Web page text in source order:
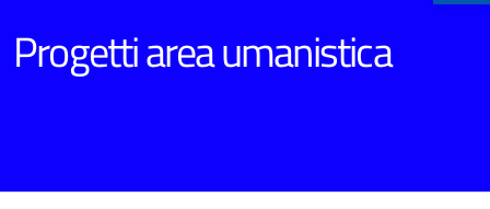
Progetti area umanistica